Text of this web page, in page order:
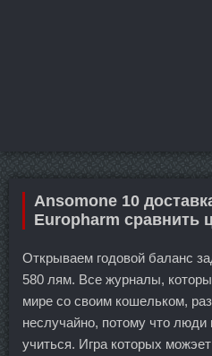
Ansomone 10
Europharm сравнить
Открываем годовой баланс
580 лям. Все журналы,
мире со своим кошельком,
неслучайно, потому что люди
учиться. Игра которых